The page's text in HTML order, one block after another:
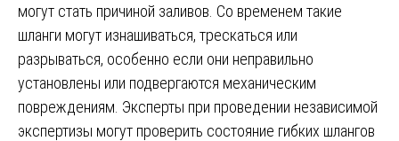
могут стать причиной заливов. Со временем такие
шланги могут изнашиваться, трескаться или
разрываться, особенно если они неправильно
установлены или подвергаются механическим
повреждениям. Эксперты при проведении независимой
экспертизы могут проверить состояние гибких шлангов